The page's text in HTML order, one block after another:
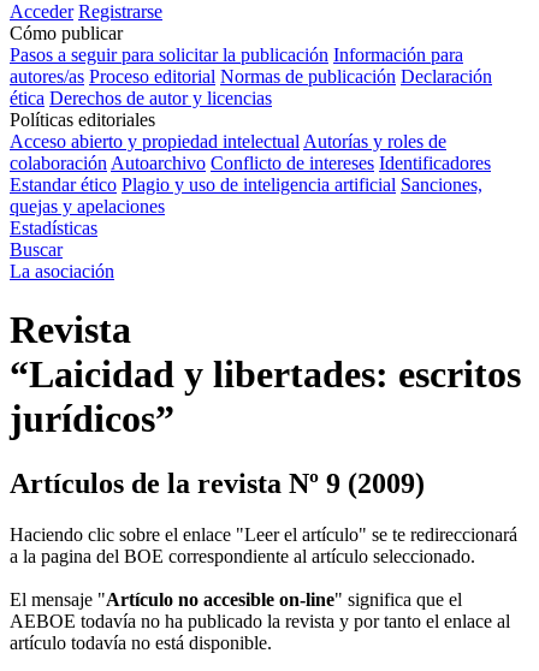
Acceder Registrarse
Cómo publicar
Pasos a seguir para solicitar la publicación Información para
autores/as Proceso editorial Normas de publicación Declaración
ética Derechos de autor y licencias
Políticas editoriales
Acceso abierto y propiedad intelectual Autorías y roles de
colaboración Autoarchivo Conflicto de intereses Identificadores
Estandar ético Plagio y uso de inteligencia artificial Sanciones,
quejas y apelaciones
Estadísticas
Buscar
La asociación
Revista
“Laicidad y libertades: escritos
jurídicos”
Artículos de la revista Nº 9 (2009)
Haciendo clic sobre el enlace "Leer el artículo" se te redireccionará
a la pagina del BOE correspondiente al artículo seleccionado.
El mensaje "Artículo no accesible on-line" significa que el
AEBOE todavía no ha publicado la revista y por tanto el enlace al
artículo todavía no está disponible.